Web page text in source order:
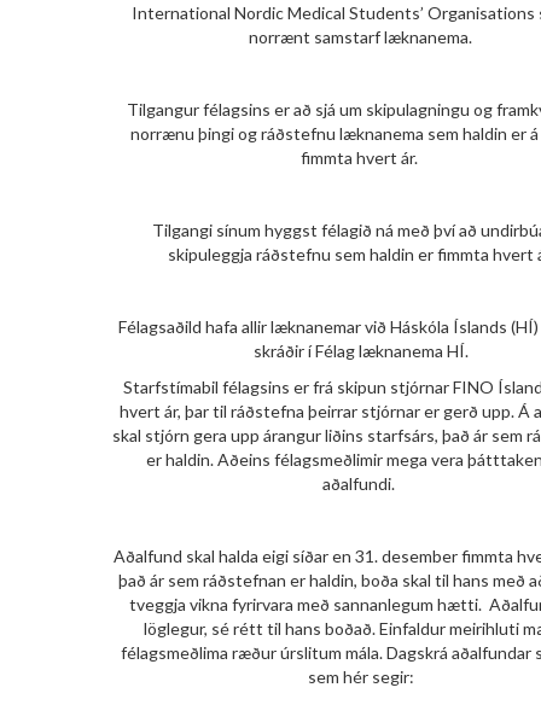
International Nordic Medical Students’ Organisations
norrænt samstarf læknanema.
Tilgangur félagsins er að sjá um skipulagningu og
norrænu þingi og ráðstefnu læknanema sem haldin er
fimmta hvert ár.
Tilgangi sínum hyggst félagið ná með því að
skipuleggja ráðstefnu sem haldin er fimmta hvert
Félagsaðild hafa allir læknanemar við Háskóla Íslands
skráðir í Félag læknanema HÍ.
Starfstímabil félagsins er frá skipun stjórnar FINO
hvert ár, þar til ráðstefna þeirrar stjórnar er gerð upp. Á
skal stjórn gera upp árangur liðins starfsárs, það ár sem
er haldin. Aðeins félagsmeðlimir mega vera
aðalfundi.
Aðalfund skal halda eigi síðar en 31. desember fimmta
það ár sem ráðstefnan er haldin, boða skal til hans með
tveggja vikna fyrirvara með sannanlegum hætti.
löglegur, sé rétt til hans boðað. Einfaldur meirihluti
félagsmeðlima ræður úrslitum mála. Dagskrá aðalfundar
sem hér segir: